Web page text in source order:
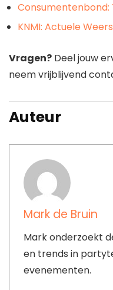
KNMI: Actuele
Vragen? Deel jouw
neem vrijblijvend
Auteur
Mark de Bruin
Mark onderzoekt
en trends in
evenementen.